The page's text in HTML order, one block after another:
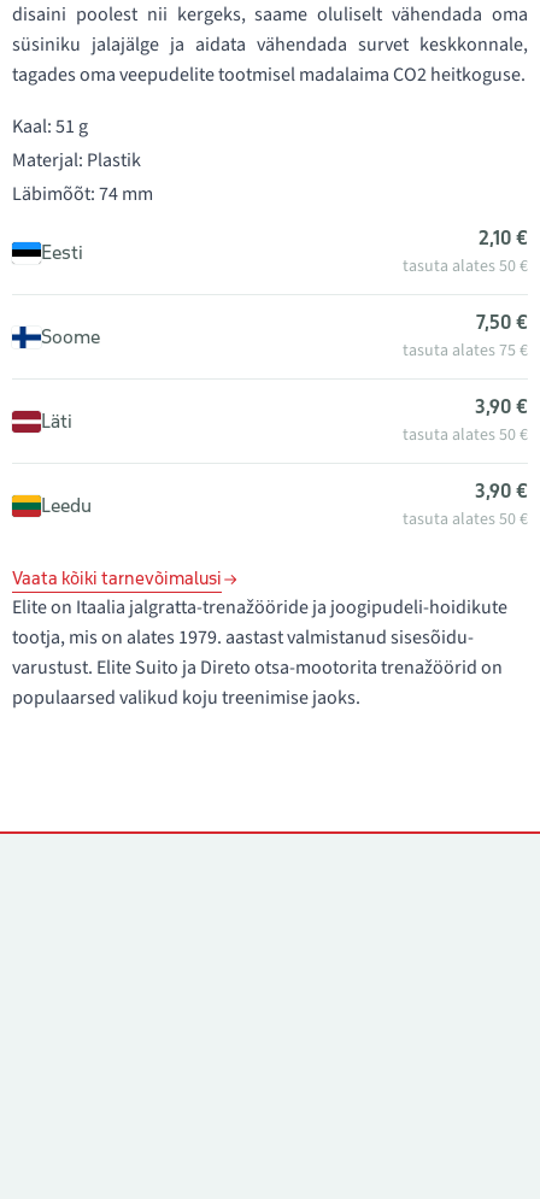
disaini poolest nii kergeks, saame oluliselt vähendada oma
süsiniku jalajälge ja aidata vähendada survet keskkonnale,
tagades oma veepudelite tootmisel madalaima CO2 heitkoguse.
Kaal: 51 g
Materjal: Plastik
Läbimõõt: 74 mm
Eesti
2,10 €
tasuta alates 50 €
Soome
7,50 €
tasuta alates 75 €
Läti
3,90 €
tasuta alates 50 €
Leedu
3,90 €
tasuta alates 50 €
Vaata kõiki tarnevõimalusi
Elite on Itaalia jalgratta-trenažööride ja joogipudeli-hoidikute
tootja, mis on alates 1979. aastast valmistanud sisesõidu-
varustust. Elite Suito ja Direto otsa-mootorita trenažöörid on
populaarsed valikud koju treenimise jaoks.